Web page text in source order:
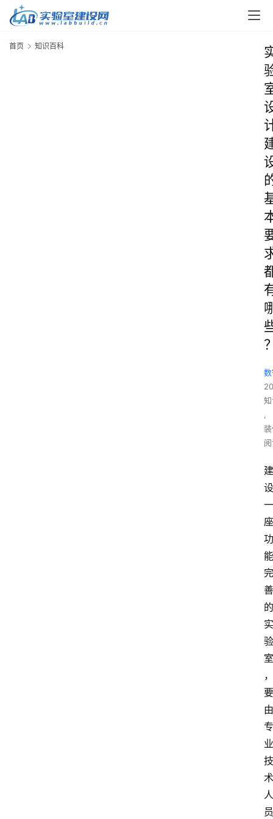
首页 知识百科
,
建
设
一
座
功
能
完
善
的
实
验
室
，
要
由
专
业
技
术
人
员